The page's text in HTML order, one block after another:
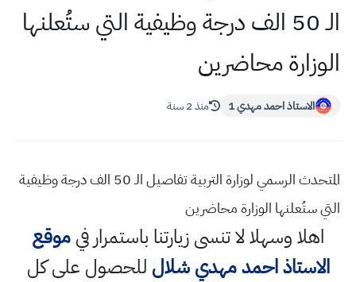
الـ 50 الف درجة وظيفية التي ستُعلنها
الوزارة محاضرين
الاستاذ احمد مهدي 1 منذ 2 سنة
المتحدث الرسمي لوزارة التربية تفاصيل الـ 50 الف درجة وظيفية
التي ستُعلنها الوزارة محاضرين
اهلا وسهلالا تنسى زيارتنا باستمرار فيموقع
الاستاذ احمد مهدي شلال للحصول على كل